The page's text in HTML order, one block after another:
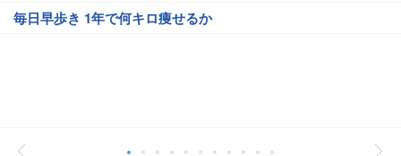
毎日早歩き 1年で何キロ痩せるか